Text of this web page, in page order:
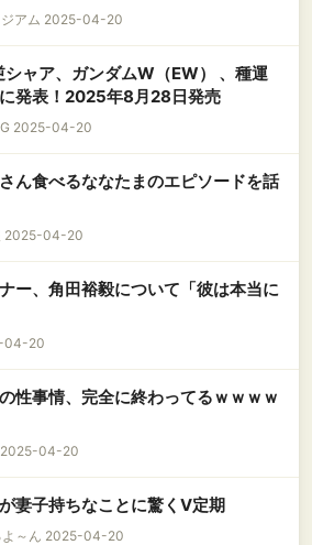
ジアム 2025-04-20
シャア、ガンダムW（EW） 、種運
発表！2025年8月28日発売
2025-04-20
ん食べるななたまのエピソードを話
2025-04-20
ー、角田裕毅について「彼は本当に
04-20
性事情、完全に終わってるｗｗｗｗ
2025-04-20
妻子持ちなことに驚くV定期
よ～ん 2025-04-20